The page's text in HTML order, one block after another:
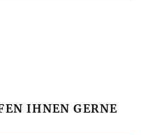
IHNEN GERNE